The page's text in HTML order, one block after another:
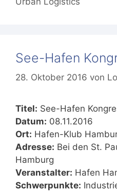
See-Hafen
28. Oktober 2016 von
Titel: See-Hafen
Datum: 08.11.2016
Ort: Hafen-Klub
Adresse: Bei den St.
Hamburg
Veranstalter: Hafen
Schwerpunkte: